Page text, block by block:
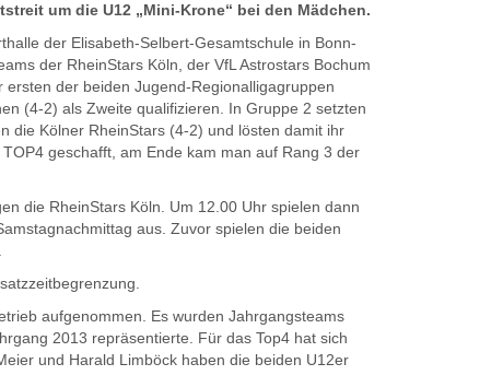
um die U12 „Mini-Krone“ bei den Mädchen.
der Elisabeth-Selbert-Gesamtschule in Bonn-
der RheinStars Köln, der VfL Astrostars Bochum
der beiden Jugend-Regionalligagruppen
(4-2) als Zweite qualifizieren. In Gruppe 2 setzten
die Kölner RheinStars (4-2) und lösten damit ihr
geschafft, am Ende kam man auf Rang 3 der
die RheinStars Köln. Um 12.00 Uhr spielen dann
aus. Zuvor spielen die beiden
aufgenommen. Es wurden Jahrgangsteams
2013 repräsentierte. Für das Top4 hat sich
und Harald Limböck haben die beiden U12er